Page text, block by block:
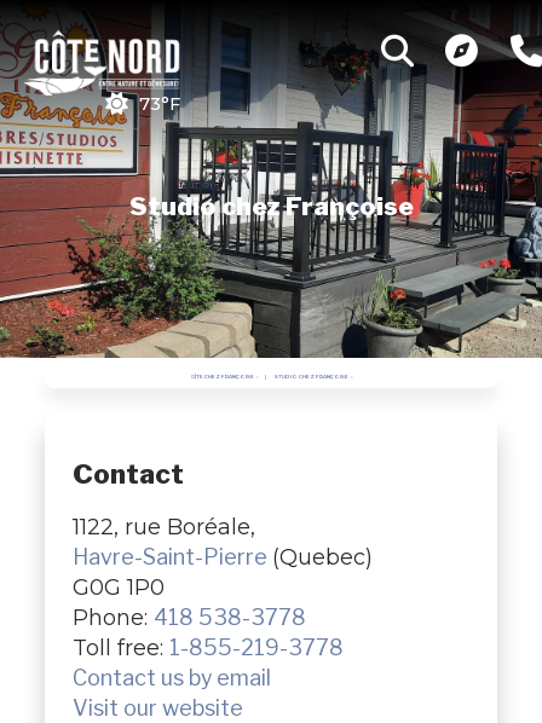
73°F
Studio chez Françoise
GÎTE CHEZ FRANÇOISE STUDIO CHEZ FRANÇOISE
Contact
1122, rue Boréale,
Havre-Saint-Pierre (Quebec)
G0G 1P0
Phone: 418 538-3778
Toll free: 1-855-219-3778
Contact us by email
Visit our website